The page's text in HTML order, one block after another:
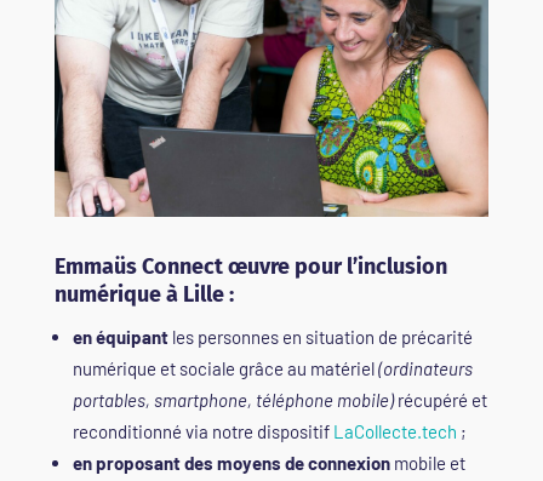
Emmaüs Connect œuvre pour l’inclusion
numérique à Lille :
en équipant les personnes en situation de précarité
numérique et sociale grâce au matériel(ordinateurs
portables, smartphone, téléphone mobile)récupéré et
reconditionné via notre dispositif LaCollecte.tech ;
en proposant des moyens de connexionmobile et